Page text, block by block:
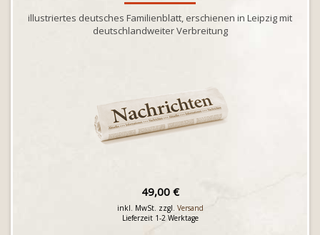
illustriertes deutsches Familienblatt, erschienen in Leipzig mit
deutschlandweiter Verbreitung
49,00 €
inkl. MwSt. zzgl. Versand
Lieferzeit 1-2 Werktage